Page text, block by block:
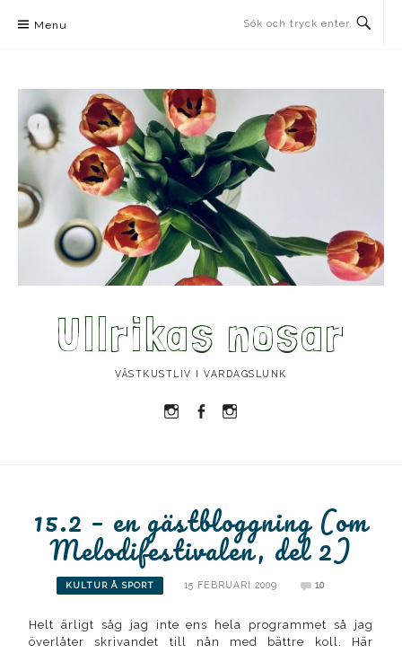
Menu
Ullrikas nosar
VÄSTKUSTLIV I VARDAGSLUNK
Instagram
Facebook
15.2 – en gästbloggning (om
Melodifestivalen, del 2)
KULTUR Å SPORT 15 FEBRUARI 2009 10
Helt ärligt såg jag inte ens hela programmet så jag
överlåter skrivandet till nån med bättre koll. Här